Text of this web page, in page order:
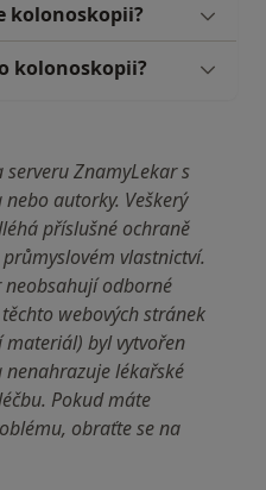
kolonoskopii?
kolonoskopii?
serveru ZnamyLekar s
autorky. Veškerý
příslušné ochraně
vlastnictví.
neobsahují odborné
webových stránek
byl vytvořen
lékařské
Pokud máte
obraťte se na